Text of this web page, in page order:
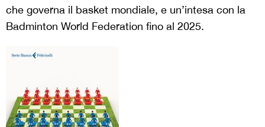
che governa il basket mondiale, e un’intesa con la
Badminton World Federation fino al 2025.